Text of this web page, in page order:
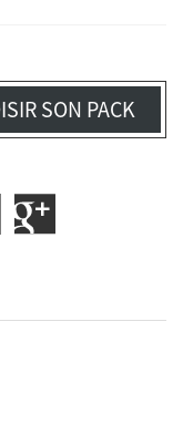
SON PACK